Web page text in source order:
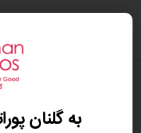
شش ایده
در نانوایی هابه گلنان